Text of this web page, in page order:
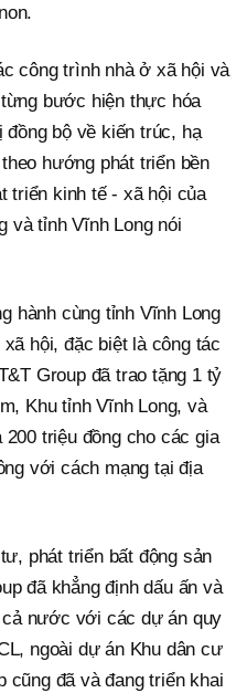
công trình nhà ở xã hội và
bước hiện thực hóa
bộ về kiến trúc, hạ
hướng phát triển bền
triển kinh tế - xã hội của
và tỉnh Vĩnh Long nói
hành cùng tỉnh Vĩnh Long
hội, đặc biệt là công tác
Group đã trao tặng 1 tỷ
Khu tỉnh Vĩnh Long, và
triệu đồng cho các gia
với cách mạng tại địa
phát triển bất động sản
đã khẳng định dấu ấn và
nước với các dự án quy
ngoài dự án Khu dân cư
cũng đã và đang triển khai